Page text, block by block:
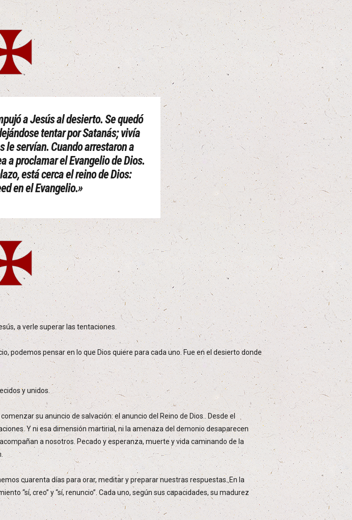
a Jesús al desierto. Se quedó
tentar por Satanás; vivía
le servían. Cuando arrestaron a
a proclamar el Evangelio de Dios.
está cerca el reino de Dios:
en el Evangelio.»
a verle superar las tentaciones.
podemos pensar en lo que Dios quiere para cada uno. Fue en el desierto donde
y unidos.
su anuncio de salvación: el anuncio del Reino de Dios.. Desde el
Y ni esa dimensión martirial, ni la amenaza del demonio desaparecen
a nosotros. Pecado y esperanza, muerte y vida caminando de la
cuarenta días para orar, meditar y preparar nuestras respuestas. En la
“sí, creo” y “sí, renuncio”. Cada uno, según sus capacidades, su madurez